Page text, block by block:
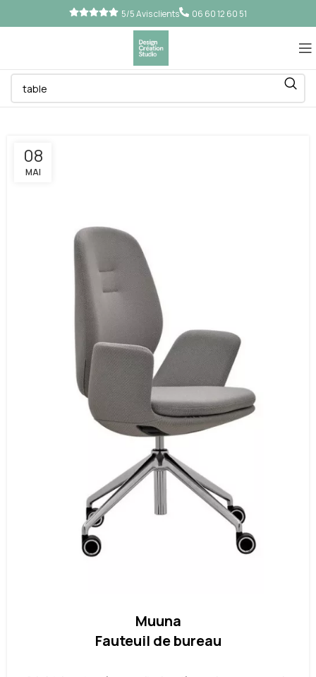
5/5 Avis clients 06 60 12 60 51
08
MAI
Muuna
Fauteuil de bureau